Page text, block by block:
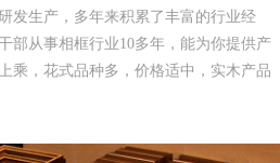
发生产，多年来积累了丰富的行业经
部从事相框行业10多年，能为你提供产
乘，花式品种多，价格适中，实木产品